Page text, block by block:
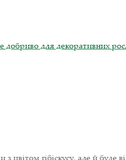
добриво для декоративних
гібіскусу, але й буде